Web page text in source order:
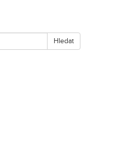
Hledat